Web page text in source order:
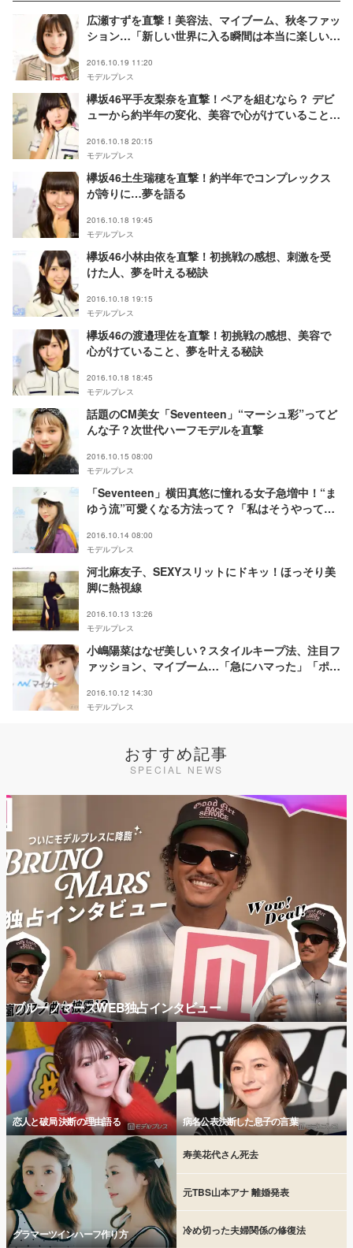
広瀬すずを直撃！美容法、マイブーム、秋冬ファッ
ション…「新しい世界に入る瞬間は本当に楽しい」
2016.10.19 11:20
モデルプレス
欅坂46平手友梨奈を直撃！ペアを組むなら？ デビ
ューから約半年の変化、美容で心がけていることも
2016.10.18 20:15
モデルプレス
欅坂46土生瑞穂を直撃！約半年でコンプレックス
が誇りに…夢を語る
2016.10.18 19:45
モデルプレス
欅坂46小林由依を直撃！初挑戦の感想、刺激を受
けた人、夢を叶える秘訣
2016.10.18 19:15
モデルプレス
欅坂46の渡邉理佐を直撃！初挑戦の感想、美容で
心がけていること、夢を叶える秘訣
2016.10.18 18:45
モデルプレス
話題のCM美女「Seventeen」“マーシュ彩”ってど
んな子？次世代ハーフモデルを直撃
2016.10.15 08:00
モデルプレス
「Seventeen」横田真悠に憧れる女子急増中！“ま
ゆう流”可愛くなる方法って？「私はそうやって、
2016.10.14 08:00
モデルプレス
河北麻友子、SEXYスリットにドキッ！ほっそり美
脚に熱視線
2016.10.13 13:26
モデルプレス
小嶋陽菜はなぜ美しい？スタイルキープ法、注目フ
ァッション、マイブーム…「急にハマった」「ポイ
2016.10.12 14:30
モデルプレス
おすすめ記事
SPECIAL NEWS
ブルーノマーズWEB独占インタビュー
恋人と破局 決断の理由語る 病名公表決断した息子の言葉
グラマーツインハーフ作り方
寿美花代さん死去
元TBS山本アナ 離婚発表
冷め切った夫婦関係の修復法